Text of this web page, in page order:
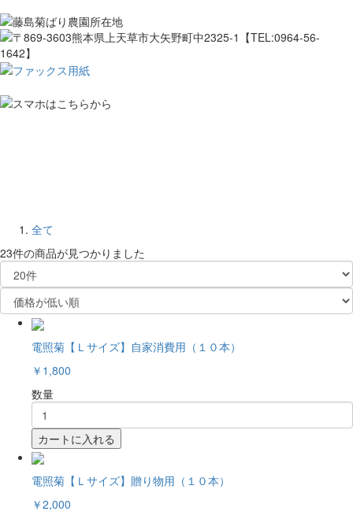
全て
23件の商品が見つかりました
電照菊【Ｌサイズ】自家消費用（１０本）
￥1,800
数量
カートに入れる
電照菊【Ｌサイズ】贈り物用（１０本）
￥2,000